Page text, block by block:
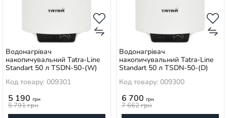
Водонагрівач
накопичувальний Tatra-Line
Standart 50 л TSDN-50-(W)
Код товару: 009301
5 190 грн
5 791грн
Водонагрівач
накопичувальний Tatra-Line
Standart 50 л TSDN-50-(D)
Код товару: 009300
6 700 грн
7 662грн